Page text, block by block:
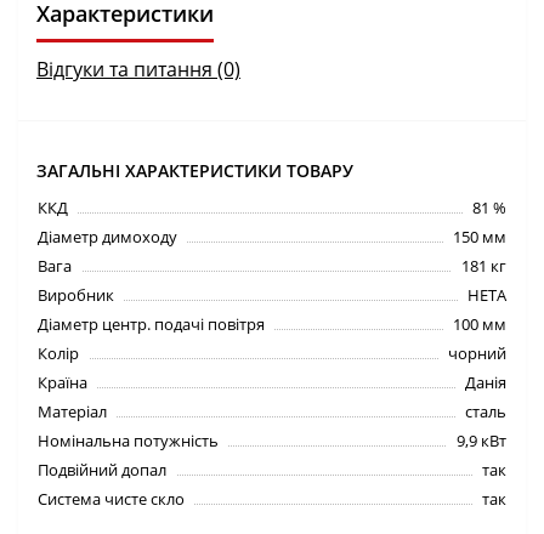
Характеристики
Відгуки та питання (0)
ЗАГАЛЬНІ ХАРАКТЕРИСТИКИ ТОВАРУ
ККД
81 %
Діаметр димоходу
150 мм
Вага
181 кг
Виробник
HETA
Діаметр центр. подачі повітря
100 мм
Колір
чорний
Країна
Данія
Матеріал
сталь
Номінальна потужність
9,9 кВт
Подвійний допал
так
Система чисте скло
так